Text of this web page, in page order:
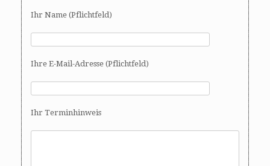
Ihr Name (Pflichtfeld)
Ihre E-Mail-Adresse (Pflichtfeld)
Ihr Terminhinweis